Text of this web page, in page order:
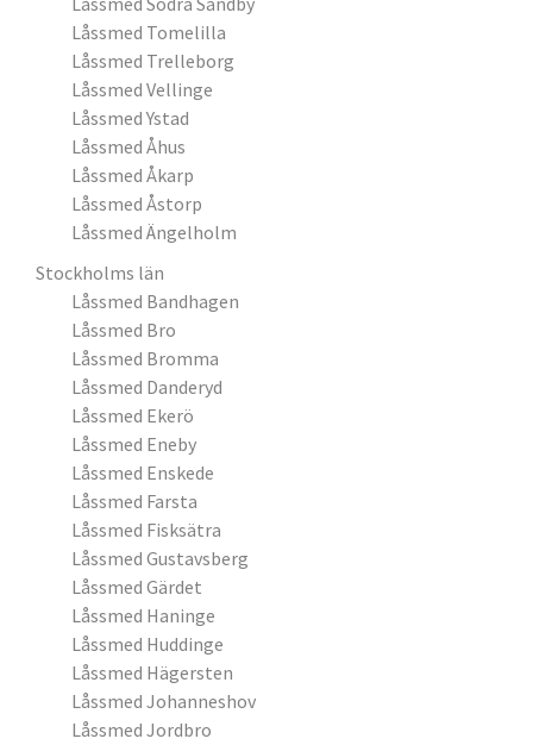
Låssmed Tomelilla
Låssmed Trelleborg
Låssmed Vellinge
Låssmed Ystad
Låssmed Åhus
Låssmed Åkarp
Låssmed Åstorp
Låssmed Ängelholm
Stockholms län
Låssmed Bandhagen
Låssmed Bro
Låssmed Bromma
Låssmed Danderyd
Låssmed Ekerö
Låssmed Eneby
Låssmed Enskede
Låssmed Farsta
Låssmed Fisksätra
Låssmed Gustavsberg
Låssmed Gärdet
Låssmed Haninge
Låssmed Huddinge
Låssmed Hägersten
Låssmed Johanneshov
Låssmed Jordbro